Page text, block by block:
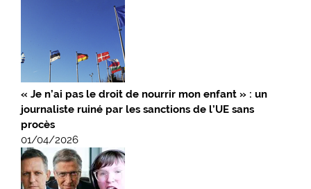
« Je n’ai pas le droit de nourrir mon enfant » : un
journaliste ruiné par les sanctions de l’UE sans
procès
01/04/2026